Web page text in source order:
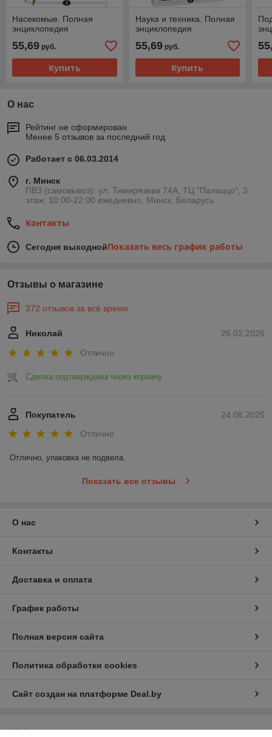
Насекомые. Полная
энциклопедия
55,69 руб.
Купить
Наука и техника. Полная
энциклопедия
55,69руб.
Купить
О нас
Рейтинг не сформирован
Менее 5 отзывов за последний год
Работает с 06.03.2014
г. Минск
ПВЗ (самовывоз): ул. Тимирязева 74A, ТЦ "Палаццо", 3
этаж; 10:00-22:00 ежедневно, Минск, Беларусь
Контакты
Сегодня выходнойПоказать весь график работы
Отзывы о магазине
372 отзывов за всё время
26.02.2026
Николай
Отлично
Сделка подтверждена через корзину
24.08.2025
Покупатель
Отлично
Отлично, упаковка не подвела.
Показать все отзывы
О нас
Контакты
Доставка и оплата
График работы
Полная версия сайта
Политика обработки cookies
Сайт создан на платформе Deal.by
Информация для покупателя